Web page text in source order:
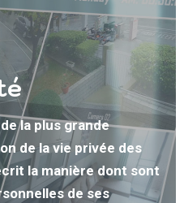
la plus grande
de la vie privée des
la manière dont sont
de ses